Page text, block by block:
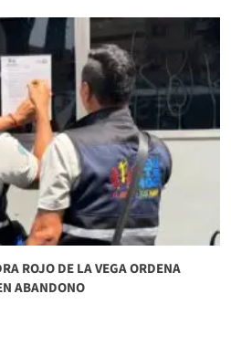
ROJO DE LA VEGA ORDENA
ABANDONO